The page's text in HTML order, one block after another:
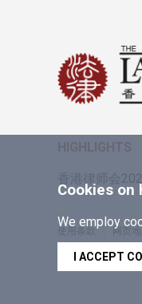
Cookies on
We employ
I ACCEPT
香港律师会
网页地
Copyright © 2026